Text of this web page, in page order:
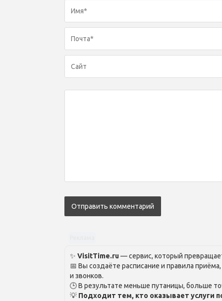
✨ VisitTime.ru— сервис, который
📅 Вы создаёте расписание и правила
и звонков.
🕒 В результате меньше путаницы, больше
💡 Подходит тем, кто оказывает услуги